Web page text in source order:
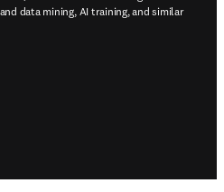
data mining, AI training, and similar